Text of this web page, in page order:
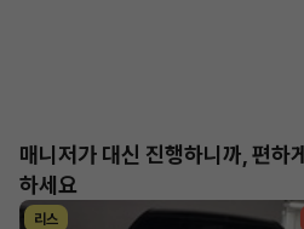
매니저가 대신 진행하니까, 편하게
하세요
리스